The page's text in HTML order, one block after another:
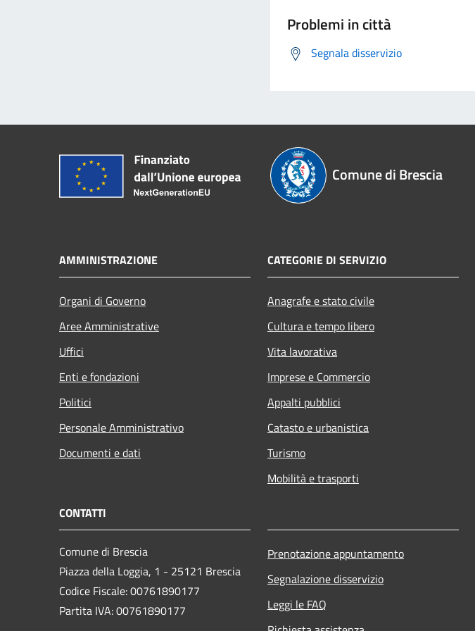
Problemi in città
Segnala disservizio
Comune di Brescia
AMMINISTRAZIONE
Organi di Governo
Aree Amministrative
Uffici
Enti e fondazioni
Politici
Personale Amministrativo
Documenti e dati
CATEGORIE DI SERVIZIO
Anagrafe e stato civile
Cultura e tempo libero
Vita lavorativa
Imprese e Commercio
Appalti pubblici
Catasto e urbanistica
Turismo
Mobilità e trasporti
CONTATTI
Comune di Brescia
Piazza della Loggia, 1 - 25121 Brescia
Codice Fiscale: 00761890177
Partita IVA: 00761890177
Prenotazione appuntamento
Segnalazione disservizio
Leggi le FAQ